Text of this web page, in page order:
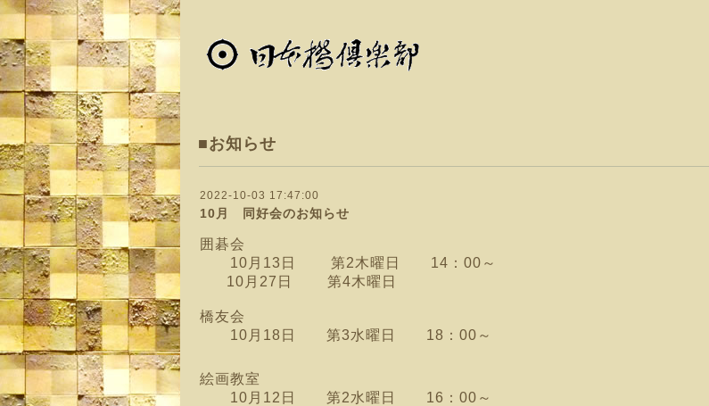
■お知らせ
2022-10-03 17:47:00
10月 同好会のお知らせ
囲碁会
10月13日 第2木曜日 14：00～
10月27日 第4木曜日
橋友会
10月18日 第3水曜日 18：00～
絵画教室
10月12日 第2水曜日 16：00～